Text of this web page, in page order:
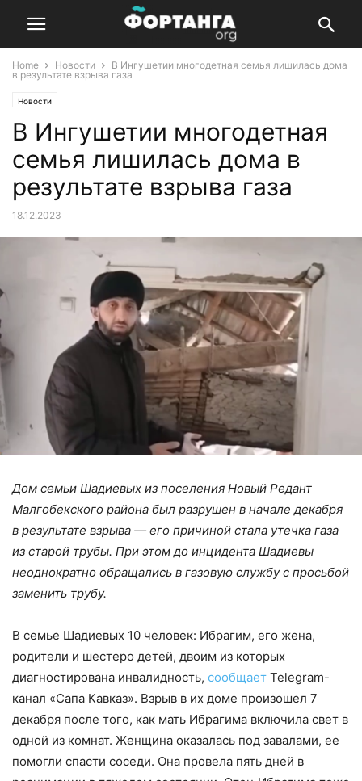
Home Новости
В Ингушетии многодетная семья лишилась дома
в результате взрыва газа
Новости
В Ингушетии многодетная
семья лишилась дома в
результате взрыва газа
18.12.2023
Дом семьи Шадиевых из поселения Новый Редант
Малгобекского района был разрушен в начале декабря
в результате взрыва — его причиной стала утечка газа
из старой трубы. При этом до инцидента Шадиевы
неоднократно обращались в газовую службу с просьбой
заменить трубу.
В семье Шадиевых 10 человек: Ибрагим, его жена,
родители и шестеро детей, двоим из которых
диагностирована инвалидность, сообщает Telegram-
канал «Сапа Кавказ». Взрыв в их доме произошел 7
декабря после того, как мать Ибрагима включила свет в
одной из комнат. Женщина оказалась под завалами, ее
помогли спасти соседи. Она провела пять дней в